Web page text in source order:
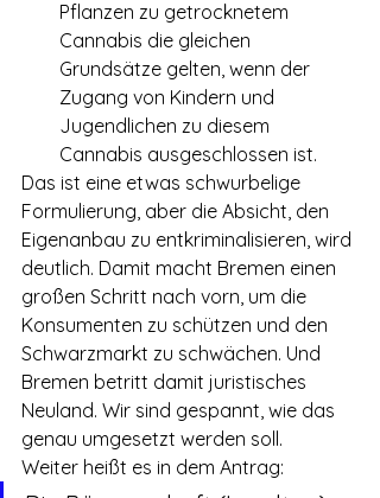
Pflanzen zu getrocknetem
Cannabis die gleichen
Grundsätze gelten, wenn der
Zugang von Kindern und
Jugendlichen zu diesem
Cannabis ausgeschlossen ist.
Das ist eine etwas schwurbelige
Formulierung, aber die Absicht, den
Eigenanbau zu entkriminalisieren, wird
deutlich. Damit macht Bremen einen
großen Schritt nach vorn, um die
Konsumenten zu schützen und den
Schwarzmarkt zu schwächen. Und
Bremen betritt damit juristisches
Neuland. Wir sind gespannt, wie das
genau umgesetzt werden soll.
Weiter heißt es in dem Antrag: